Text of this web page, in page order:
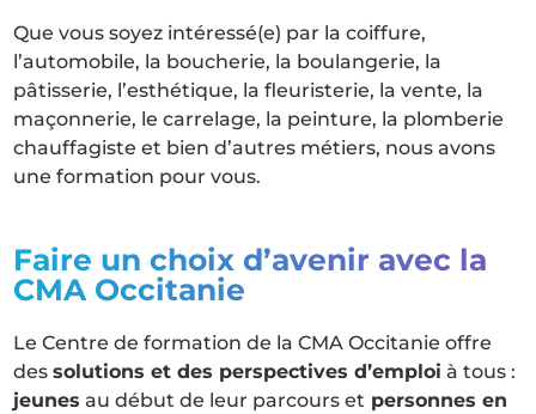
Que vous soyez intéressé(e) par la coiffure,
l’automobile, la boucherie, la boulangerie, la
pâtisserie, l’esthétique, la fleuristerie, la vente, la
maçonnerie, le carrelage, la peinture, la plomberie
chauffagiste et bien d’autres métiers, nous avons
une formation pour vous.
Faire un choix d’avenir avec la
CMA Occitanie
Le Centre de formation de la CMA Occitanie offre
dessolutions et des perspectives d’emploi à tous :
jeunes au début de leur parcours et personnes en